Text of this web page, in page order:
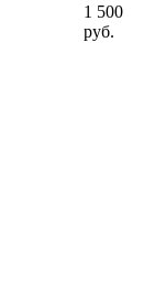
1 500
руб.